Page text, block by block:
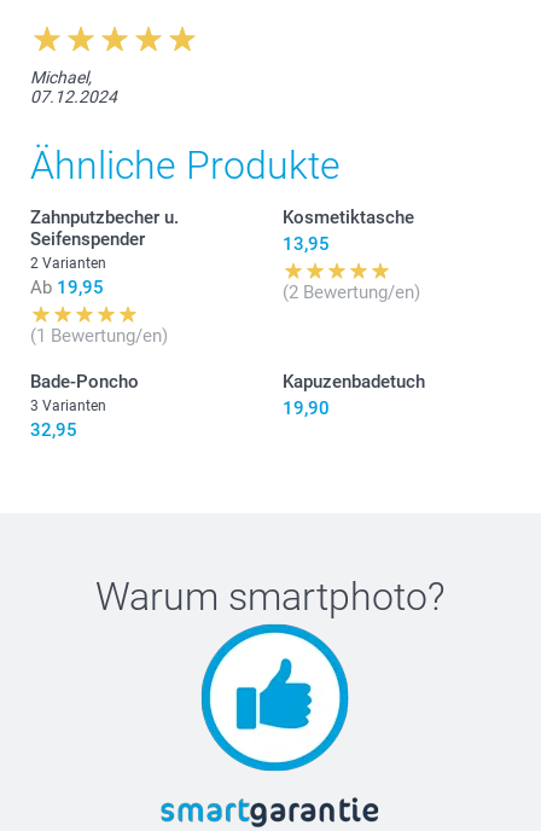
Michael,
07.12.2024
Ähnliche Produkte
Zahnputzbecher u.
Seifenspender
2 Varianten
Ab 19,95
(1 Bewertung/en)
Kosmetiktasche
13,95
(2 Bewertung/en)
Bade-Poncho
3 Varianten
32,95
Kapuzenbadetuch
19,90
Warum smartphoto?